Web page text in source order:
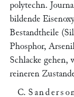
polytechn.
bildende
Bestandtheile
Phosphor,
Schlacke gehen,
reineren
C.